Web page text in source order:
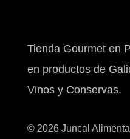
Tienda Gourmet en
en productos de
Vinos y Conservas.
© 2026 Juncal